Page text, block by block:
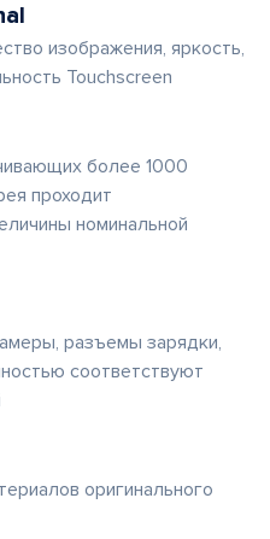
изображения, яркость,
Touchscreen
более 1000
проходит
номинальной
разъемы зарядки,
соответствуют
оригинального